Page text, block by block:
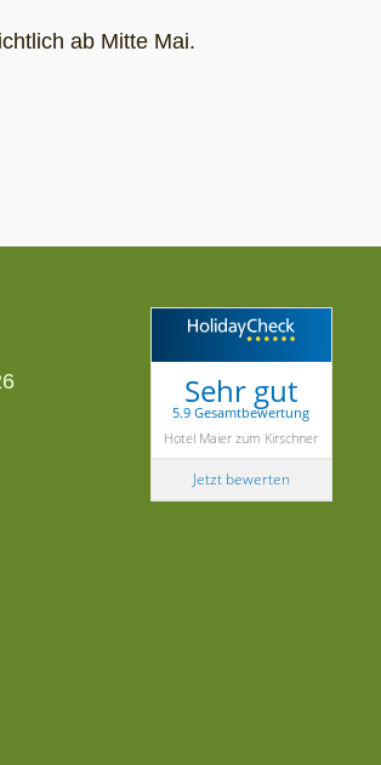
ab Mitte Mai.
Sehr gut
5.9 Gesamtbewertung
Hotel Maier zum Kirschner
Jetzt bewerten